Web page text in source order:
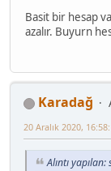
Basit bir hesap
azalır. Buyurn
Karadağ
20 Aralık 2020,
Alıntı